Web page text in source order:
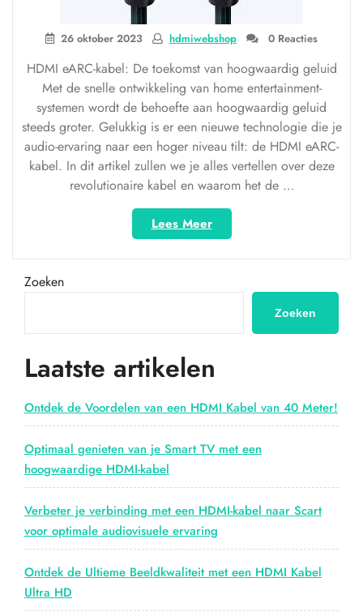
26 oktober 2023 hdmiwebshop 0 Reacties
HDMI eARC-kabel: De toekomst van hoogwaardig geluid
Met de snelle ontwikkeling van home entertainment-
systemen wordt de behoefte aan hoogwaardig geluid
steeds groter. Gelukkig is er een nieuwe technologie die je
audio-ervaring naar een hoger niveau tilt: de HDMI eARC-
kabel. In dit artikel zullen we je alles vertellen over deze
revolutionaire kabel en waarom het de …
Lees Meer“Ontdek
de
toekomst
geluid
de
eARC-
Zoeken
Zoeken
Laatste artikelen
Ontdek de Voordelen van een HDMI Kabel van 40 Meter!
Optimaal genieten van je Smart TV met een
hoogwaardige HDMI-kabel
Verbeter je verbinding met een HDMI-kabel naar Scart
voor optimale audiovisuele ervaring
Ontdek de Ultieme Beeldkwaliteit met een HDMI Kabel
Ultra HD